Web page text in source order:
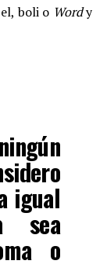
boli o Wordy
igual
sea
o